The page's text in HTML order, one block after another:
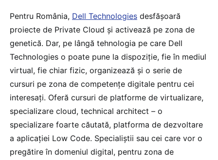
Pentru România, Dell Technologies desfășoară
proiecte de Private Cloud și activează pe zona de
genetică. Dar, pe lângă tehnologia pe care Dell
Technologies o poate pune la dispoziție, fie în mediul
virtual, fie chiar fizic, organizează și o serie de
cursuri pe zona de competențe digitale pentru cei
interesați. Oferă cursuri de platforme de virtualizare,
specializare cloud, technical architect – o
specializare foarte căutată, platforma de dezvoltare
a aplicației Low Code. Specialiștii sau cei care vor o
pregătire în domeniul digital, pentru zona de